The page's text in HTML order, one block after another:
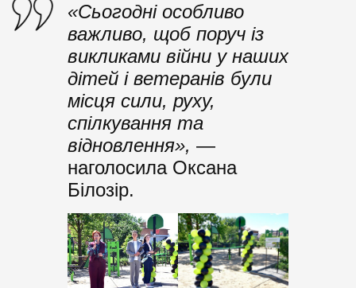
«Сьогодні особливо
важливо, щоб поруч із
викликами війни у наших
дітей і ветеранів були
місця сили, руху,
спілкування та
відновлення», —
наголосила Оксана
Білозір.